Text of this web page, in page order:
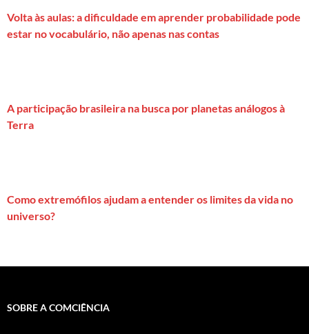
Volta às aulas: a dificuldade em aprender probabilidade pode
estar no vocabulário, não apenas nas contas
A participação brasileira na busca por planetas análogos à
Terra
Como extremófilos ajudam a entender os limites da vida no
universo?
SOBRE A COMCIÊNCIA